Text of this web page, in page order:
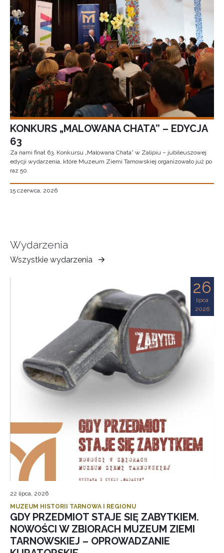
KONKURS „MALOWANA CHATA” – EDYCJA
63
Za nami finał 63. Konkursu „Malowana Chata” w Zalipiu – jubileuszowej
edycji wydarzenia, które Muzeum Ziemi Tarnowskiej organizowało już po
raz 50.
15 czerwca, 2026
Wydarzenia
Wszystkie wydarzenia
Muzeum
Ziemi
26
lipca
2026
22 lipca, 2026
MUZEUM HISTORII TARNOWA I REGIONU
GDY PRZEDMIOT STAJE SIĘ ZABYTKIEM.
NOWOŚCI W ZBIORACH MUZEUM ZIEMI
TARNOWSKIEJ – OPROWADZANIE